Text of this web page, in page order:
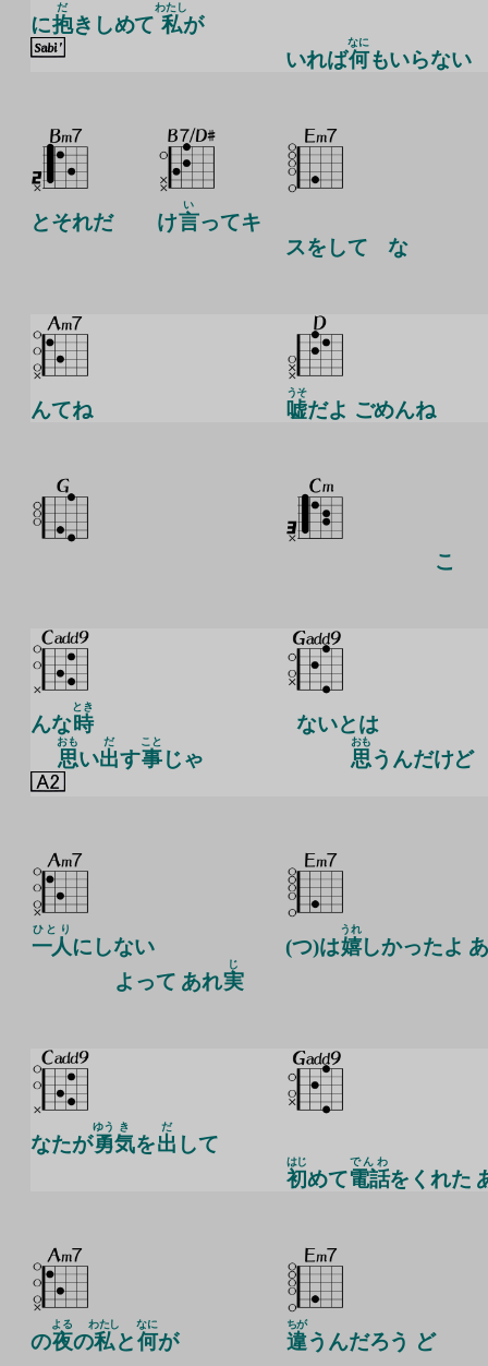
に抱
だ
きしめて 私
わたし
が
いれば何
なに
もいらない
とそれだ け言
い
ってキ
スをして な
んてね 嘘
うそ
だよ ごめんね
こ
んな時
とき
思
おも
い出
だ
す事
こと
じゃ
ないとは
思
おも
うんだけど
一人
ひとり
にしない
よって あれ実
じ
(つ)は嬉
うれ
しかったよ あ
なたが勇
ゆう
気
き
を出
だ
して
初
はじ
めて電話
でんわ
をくれた
の夜
よる
の私
わたし
と何
なに
が 違
ちが
うんだろう ど